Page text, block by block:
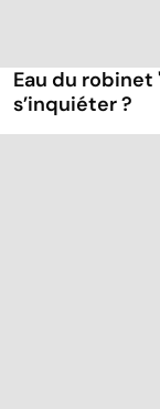
Eau du
s’inquiéter ?